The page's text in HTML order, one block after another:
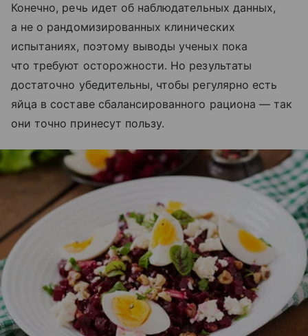
Конечно, речь идет об наблюдательных данных,
а не о рандомизированных клинических
испытаниях, поэтому выводы ученых пока
что требуют осторожности. Но результаты
достаточно убедительны, чтобы регулярно есть
яйца в составе сбалансированного рациона — так
они точно принесут пользу.